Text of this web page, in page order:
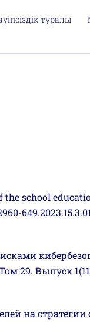
туралы
the school
29. Выпуск
на стратегии